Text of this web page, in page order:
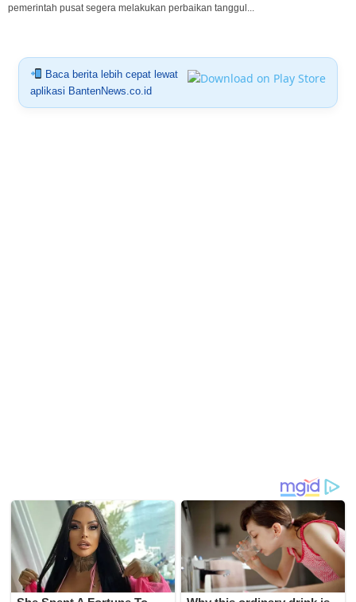
pemerintah pusat segera melakukan perbaikan tanggul...
Baca berita lebih cepat lewat
aplikasi BantenNews.co.id